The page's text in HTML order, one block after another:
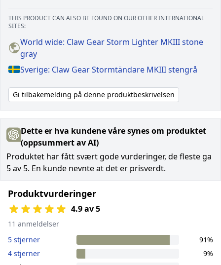
THIS PRODUCT CAN ALSO BE FOUND ON OUR OTHER INTERNATIONAL
SITES:
World wide: Claw Gear Storm Lighter MKIII stone
gray
Sverige: Claw Gear Stormtändare MKIII stengrå
Gi tilbakemelding på denne produktbeskrivelsen
Dette er hva kundene våre synes om produktet
(oppsummert av AI)
Produktet har fått svært gode vurderinger, de fleste ga
5 av 5. En kunde nevnte at det er prisverdt.
Produktvurderinger
4.9 av 5
11 anmeldelser
5 stjerner
91%
4 stjerner
9%